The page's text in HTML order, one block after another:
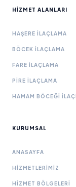
HIZMET ALANLARI
HAŞERE İLAÇLAMA
BÖCEK İLAÇLAMA
FARE İLAÇLAMA
PIRE İLAÇLAMA
HAMAM BÖCEĞI
KURUMSAL
ANASAYFA
HIZMETLERIMIZ
HIZMET BÖLGELERI